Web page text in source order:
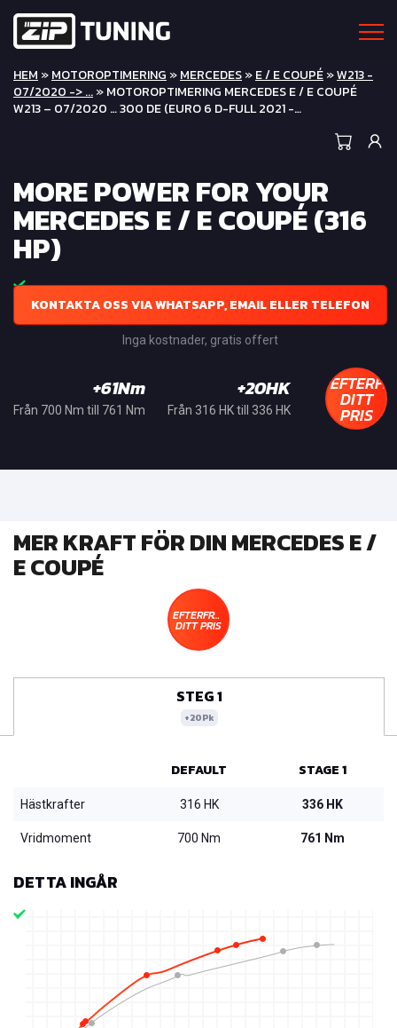
HEM »MOTOROPTIMERING »MERCEDES»E / E COUPÉ»W213 -
07/2020 -> ...» MOTOROPTIMERING MERCEDES E / E COUPÉ
W213 – 07/2020 … 300 DE (EURO 6 D-FULL 2021 -…
MORE POWER FOR YOUR
MERCEDES E / E COUPÉ (316
HP)
KONTAKTA OSS VIA WHATSAPP, EMAIL ELLER TELEFON
Inga kostnader, gratis offert
+61Nm
Från 700 Nm till 761 Nm
+20HK
Från 316 HK till 336 HK DITT
PRIS
MER KRAFT FÖR DIN MERCEDES E /
E COUPÉ
EFTERFRÅGA
DITT PRIS
STEG 1
+20Pk
DEFAULT STAGE 1
Hästkrafter 316 HK 336 HK
Vridmoment 700 Nm 761 Nm
DETTA INGÅR